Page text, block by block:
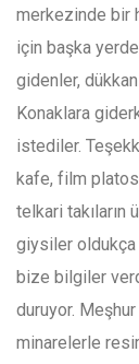
merkezinde bir
için başka
gidenler,
Konaklara
istediler.
kafe, film
telkari takıların
giysiler oldukça
bize bilgiler
duruyor.
minarelerle